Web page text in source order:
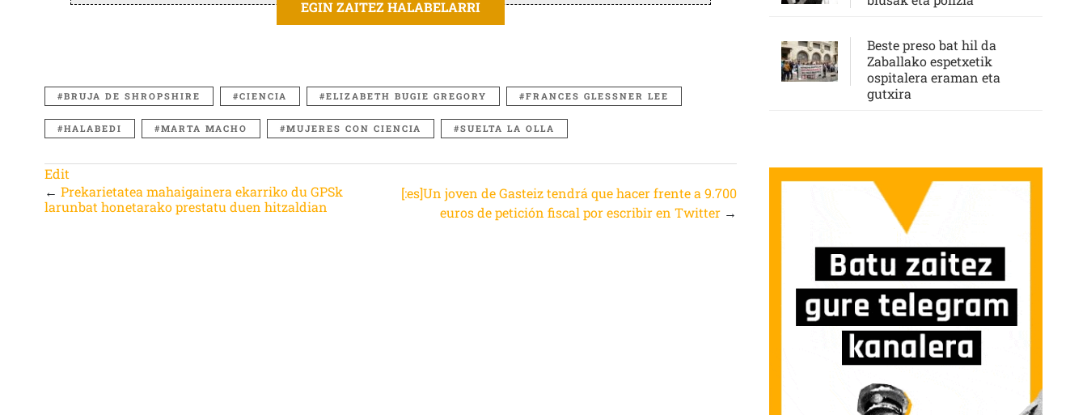
EGIN ZAITEZ HALABELARRI
BRUJA DE SHROPSHIRE CIENCIA ELIZABETH BUGIE GREGORY FRANCES GLESSNER LEE
HALABEDI MARTA MACHO MUJERES CON CIENCIA SUELTA LA OLLA
Edit
←Prekarietatea mahaigainera ekarriko du GPSk
larunbat honetarako prestatu duen hitzaldian
[:es]Un joven de Gasteiz tendrá que hacer frente a 9.700
euros de petición fiscal por escribir en Twitter→
Beste preso bat hil da
Zaballako espetxetik
ospitalera eraman eta
gutxira